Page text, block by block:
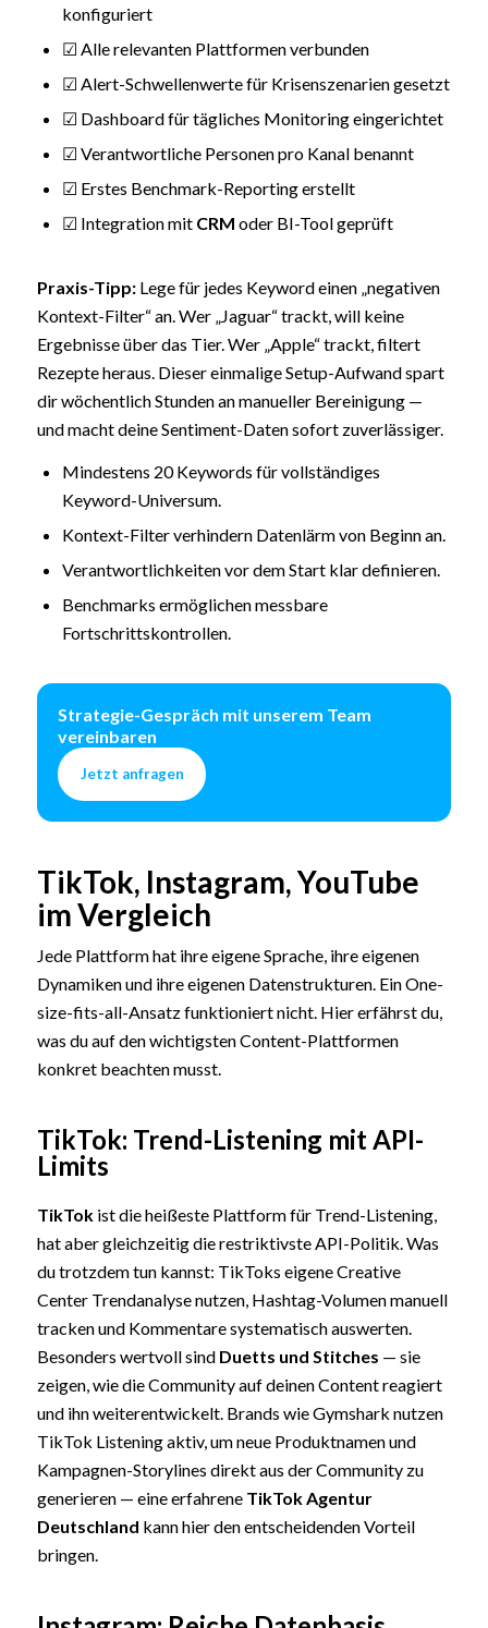
konfiguriert
☑ Alle relevanten Plattformen verbunden
☑ Alert-Schwellenwerte für Krisenszenarien gesetzt
☑ Dashboard für tägliches Monitoring eingerichtet
☑ Verantwortliche Personen pro Kanal benannt
☑ Erstes Benchmark-Reporting erstellt
☑ Integration mit CRM oder BI-Tool geprüft
Praxis-Tipp:Lege für jedes Keyword einen „negativen
Kontext-Filter“ an. Wer „Jaguar“ trackt, will keine
Ergebnisse über das Tier. Wer „Apple“ trackt, filtert
Rezepte heraus. Dieser einmalige Setup-Aufwand spart
dir wöchentlich Stunden an manueller Bereinigung —
und macht deine Sentiment-Daten sofort zuverlässiger.
Mindestens 20 Keywords für vollständiges
Keyword-Universum.
Kontext-Filter verhindern Datenlärm von Beginn an.
Verantwortlichkeiten vor dem Start klar definieren.
Benchmarks ermöglichen messbare
Fortschrittskontrollen.
Strategie-Gespräch mit unserem Team
vereinbaren
Jetzt anfragen
TikTok, Instagram, YouTube
im Vergleich
Jede Plattform hat ihre eigene Sprache, ihre eigenen
Dynamiken und ihre eigenen Datenstrukturen. Ein One-
size-fits-all-Ansatz funktioniert nicht. Hier erfährst du,
was du auf den wichtigsten Content-Plattformen
konkret beachten musst.
TikTok: Trend-Listening mit API-
Limits
TikTokist die heißeste Plattform für Trend-Listening,
hat aber gleichzeitig die restriktivste API-Politik. Was
du trotzdem tun kannst: TikToks eigene Creative
Center Trendanalyse nutzen, Hashtag-Volumen manuell
tracken und Kommentare systematisch auswerten.
Besonders wertvoll sind Duetts und Stitches — sie
zeigen, wie die Community auf deinen Content reagiert
und ihn weiterentwickelt. Brands wie Gymshark nutzen
TikTok Listening aktiv, um neue Produktnamen und
Kampagnen-Storylines direkt aus der Community zu
generieren — eine erfahrene TikTok Agentur
Deutschland kann hier den entscheidenden Vorteil
bringen.